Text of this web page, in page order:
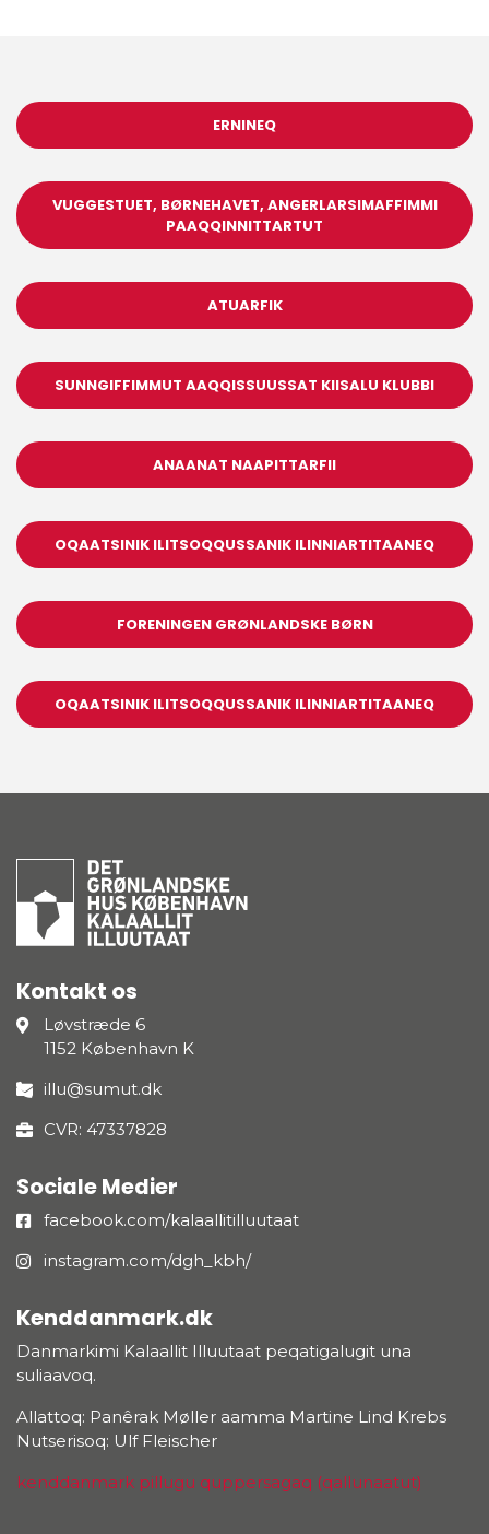
ERNINEQ
VUGGESTUET, BØRNEHAVET, ANGERLARSIMAFFIMMI
PAAQQINNITTARTUT
ATUARFIK
SUNNGIFFIMMUT AAQQISSUUSSAT KIISALU KLUBBI
ANAANAT NAAPITTARFII
OQAATSINIK ILITSOQQUSSANIK ILINNIARTITAANEQ
FORENINGEN GRØNLANDSKE BØRN
OQAATSINIK ILITSOQQUSSANIK ILINNIARTITAANEQ
Kontakt os
Løvstræde 6
1152 København K
illu@sumut.dk
CVR: 47337828
Sociale Medier
facebook.com/kalaallitilluutaat
instagram.com/dgh_kbh/
Kenddanmark.dk
Danmarkimi Kalaallit Illuutaat peqatigalugit una
suliaavoq.
Allattoq: Panêrak Møller aamma Martine Lind Krebs
Nutserisoq: Ulf Fleischer
kenddanmark pillugu quppersagaq (qallunaatut)